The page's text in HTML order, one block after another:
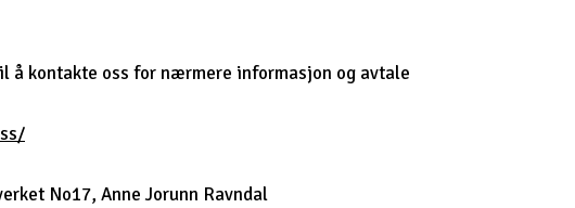
å kontakte oss for nærmere informasjon og avtale
No17, Anne Jorunn Ravndal